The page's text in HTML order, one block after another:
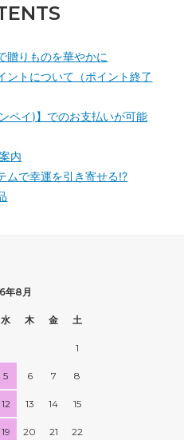
贈りものを華やかに
ントについて（ポイント終了
ペイ)】でのお支払いが可能
内
ムで幸運を引き寄せる!?
年8月
水 木 金 土
1
5 6 7 8
12 13 14 15
19 20 21 22